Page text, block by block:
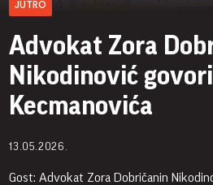
JUTRO
Advokat Zora
Nikodinović
Kecmanovića
13.05.2026.
Gost: Advokat Zora Dobričanin